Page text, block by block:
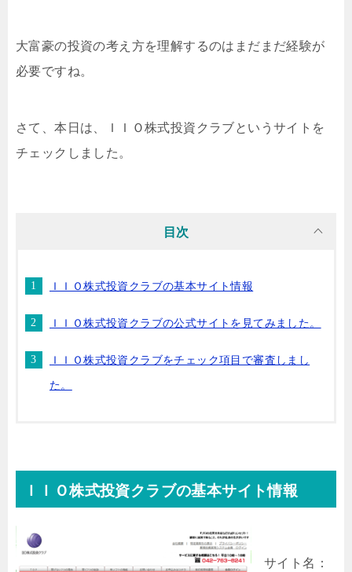
大富豪の投資の考え方を理解するのはまだまだ経験が
必要ですね。
さて、本日は、ＩＩＯ株式投資クラブというサイトを
チェックしました。
目次
ＩＩＯ株式投資クラブの基本サイト情報
ＩＩＯ株式投資クラブの公式サイトを見てみました。
ＩＩＯ株式投資クラブをチェック項目で審査しまし
た。
ＩＩＯ株式投資クラブの基本サイト情報
サイト名：